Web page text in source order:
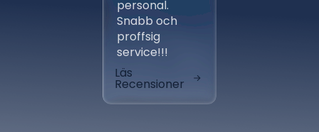
personal.
Snabb och
proffsig
service!!!
Läs
Recensioner